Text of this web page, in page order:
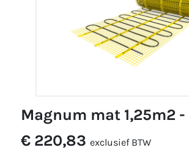
magnum mat 1,25m2
€ 220,83 exclusief BTW